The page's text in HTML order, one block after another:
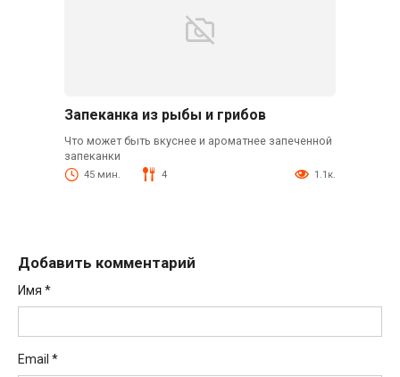
Запеканка из рыбы и грибов
Что может быть вкуснее и ароматнее запеченной
запеканки
45 мин. 4 1.1к.
Добавить комментарий
Имя *
Email *